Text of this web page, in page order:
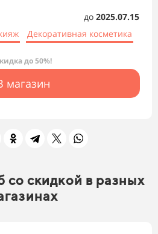
до 2025.07.15
Декоративная косметика
до 50%!
магазин
со скидкой в разных